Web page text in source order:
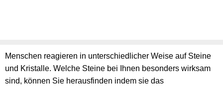
Menschen reagieren in unterschiedlicher Weise auf Steine
und Kristalle. Welche Steine bei Ihnen besonders wirksam
sind, können Sie herausfinden indem sie das